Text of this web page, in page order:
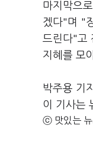
마지막으
겠다"며 "
드린다"고
지혜를 모
박주용 기
이 기사는
ⓒ 맛있는 뉴